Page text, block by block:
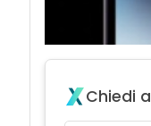
Chiedi